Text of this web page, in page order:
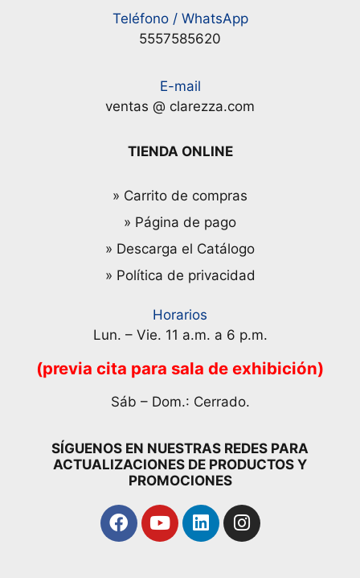
Teléfono / WhatsApp
5557585620
E-mail
ventas @ clarezza.com
TIENDA ONLINE
» Carrito de compras
» Página de pago
» Descarga el Catálogo
» Política de privacidad
Horarios
Lun. – Vie. 11 a.m. a 6 p.m.
(previa cita para sala de exhibición)
Sáb – Dom.: Cerrado.
SÍGUENOS EN NUESTRAS REDES PARA
ACTUALIZACIONES DE PRODUCTOS Y
PROMOCIONES